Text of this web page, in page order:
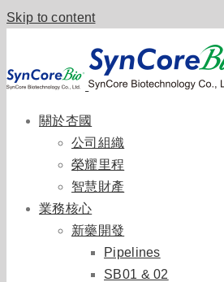
Skip to content
關於杏國
公司組織
榮耀里程
智慧財產
業務核心
新藥開發
Pipelines
SB01 & 02